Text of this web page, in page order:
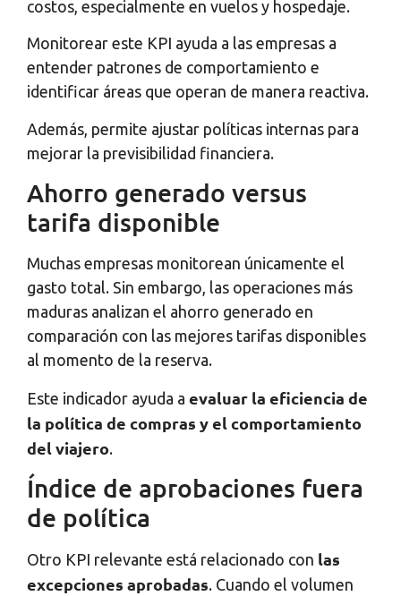
costos, especialmente en vuelos y hospedaje.
Monitorear este KPI ayuda a las empresas a
entender patrones de comportamiento e
identificar áreas que operan de manera reactiva.
Además, permite ajustar políticas internas para
mejorar la previsibilidad financiera.
Ahorro generado versus
tarifa disponible
Muchas empresas monitorean únicamente el
gasto total. Sin embargo, las operaciones más
maduras analizan el ahorro generado en
comparación con las mejores tarifas disponibles
al momento de la reserva.
Este indicador ayuda a evaluar la eficiencia de
la política de compras y el comportamiento
del viajero.
Índice de aprobaciones fuera
de política
Otro KPI relevante está relacionado con las
excepciones aprobadas. Cuando el volumen